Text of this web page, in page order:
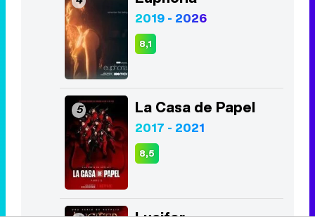
5 La Casa de Papel
2017 - 2021
8,5
6 Lucifer
2016 - 2021
8,4